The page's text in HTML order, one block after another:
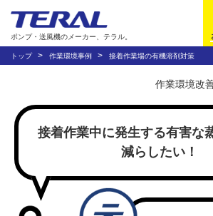
ポンプ・送風機のメーカー、テラル。
トップ 作業環境事例 接着作業場の有機溶剤対策
作業環境改
作業環境改善トップ
トラブルから探す
接着作業中に発生する有害な
減らしたい！